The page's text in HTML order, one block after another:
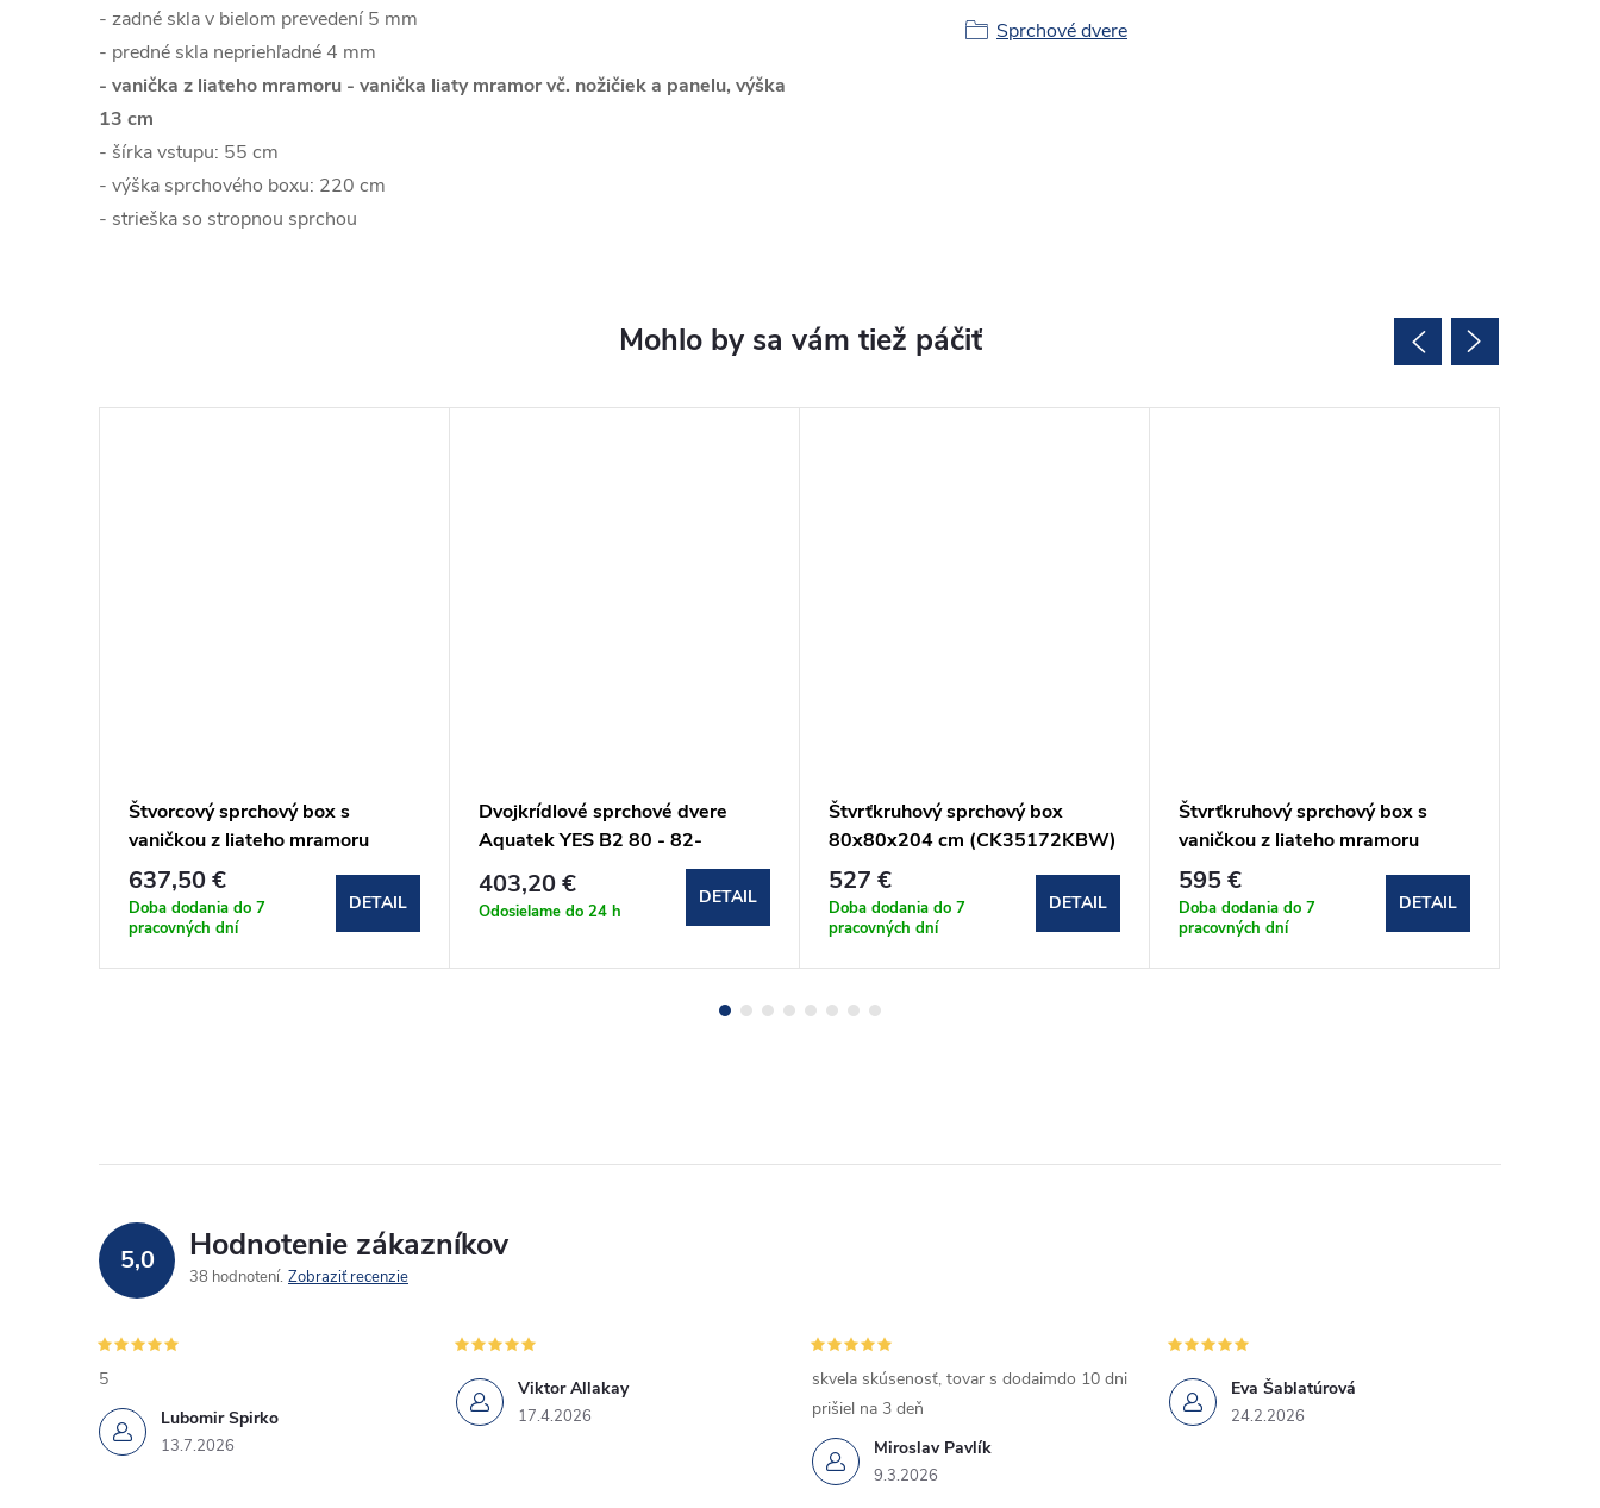
- zadné skla v bielom prevedení 5 mm
- predné skla nepriehľadné 4 mm
- vanička z liateho mramoru - vanička liaty mramor vč. nožičiek a panelu, výška
13 cm
- šírka vstupu: 55 cm
- výška sprchového boxu: 220 cm
- strieška so stropnou sprchou
Sprchové dvere
Štvorcový sprchový box s
vaničkou z liateho mramoru
90x90x203 cm (CK34122KMW)
637,50 €
Doba dodania do 7
pracovných dní
DETAIL
Dvojkrídlové sprchové dvere
Aquatek YES B2 80 - 82-
86x200 cm
403,20 €
Odosielame do 24 h
DETAIL
Štvrťkruhový sprchový box
80x80x204 cm (CK35172KBW)
527 €
Doba dodania do 7
pracovných dní
DETAIL
Štvrťkruhový sprchový box s
vaničkou z liateho mramoru
90x90x203 cm (CK35122KMW)
595 €
Doba dodania do 7
pracovných dní
DETAIL
5,0 Hodnotenie zákazníkov
38 hodnotení Zobraziť recenzie
Lubomir Spirko
13.7.2026
5 Viktor Allakay
17.4.2026
Miroslav Pavlík
9.3.2026
skvela skúsenosť, tovar s dodaimdo 10 dni
prišiel na 3 deň
Eva Šablatúrová
24.2.2026